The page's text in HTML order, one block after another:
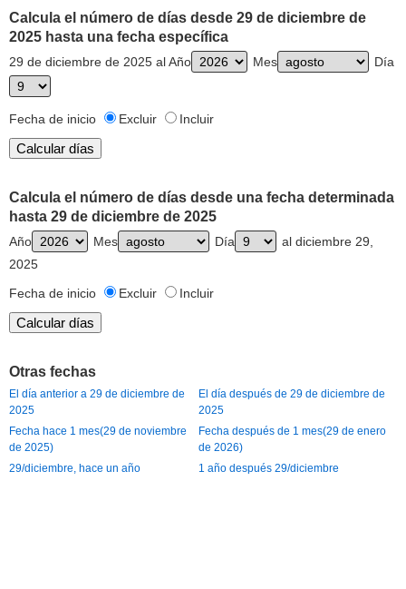
Calcula el número de días desde 29 de diciembre de
2025 hasta una fecha específica
29 de diciembre de 2025 al Año Mes Día
Fecha de inicio Excluir Incluir
Calcula el número de días desde una fecha determinada
hasta 29 de diciembre de 2025
Año Mes Día
al diciembre 29,
2025
Fecha de inicio
Excluir Incluir
Otras fechas
El día anterior a 29 de diciembre de
2025
El día después de 29 de diciembre de
2025
Fecha hace 1 mes(29 de noviembre
de 2025)
Fecha después de 1 mes(29 de enero
de 2026)
29/diciembre, hace un año
1 año después 29/diciembre